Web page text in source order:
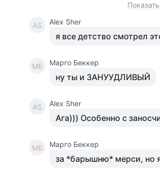
AS Alex Sher
я все детство смотрел
МБ Марго Беккер
ну ты и ЗАНУУДЛИВЫЙ
AS Alex Sher
Ага))) Особенно с
МБ Марго Беккер
за *барышню* мерси, но